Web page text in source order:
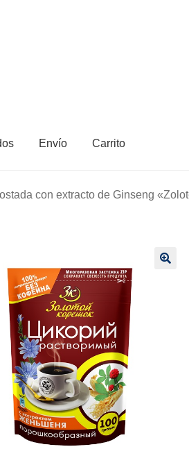
Envío Carrito
con extracto de Ginseng